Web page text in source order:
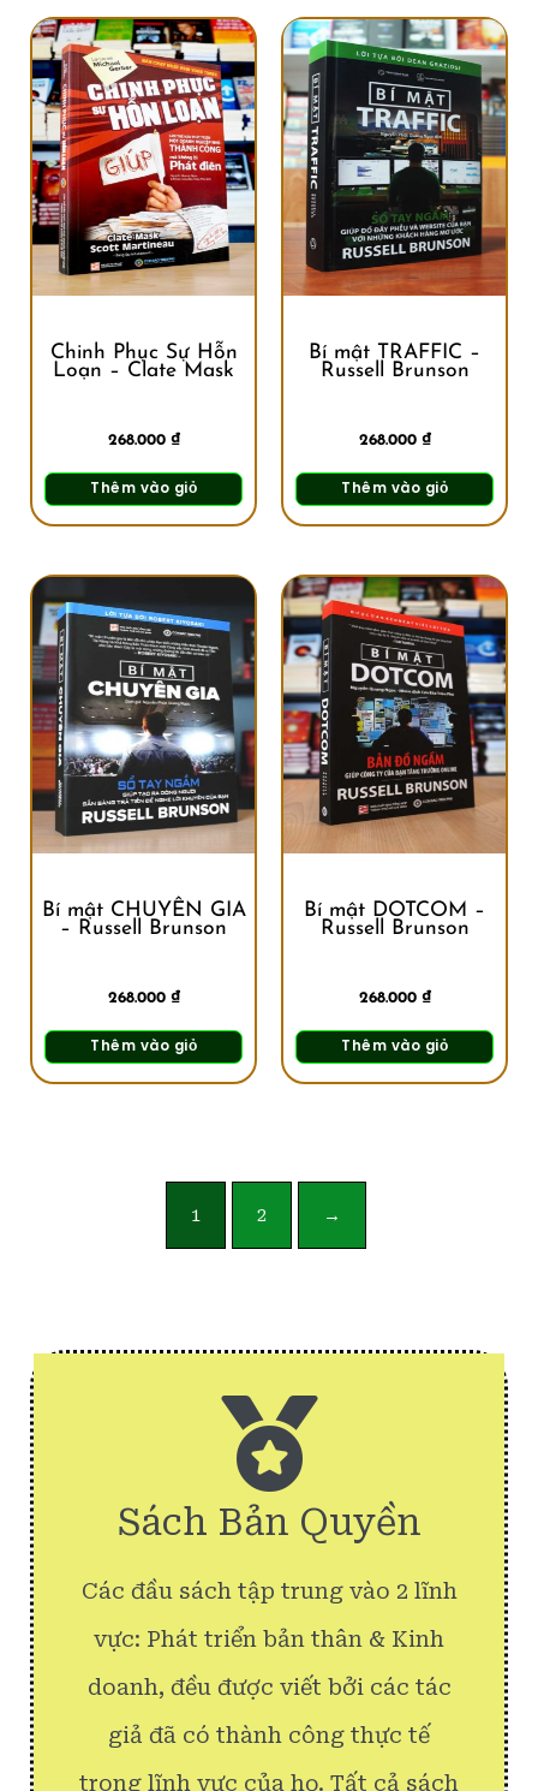
Chinh Phục Sự Hỗn
Loạn – Clate Mask
268.000 ₫
Thêm vào giỏ
Bí mật TRAFFIC –
Russell Brunson
268.000 ₫
Thêm vào giỏ
Bí mật CHUYÊN GIA
– Russell Brunson
268.000 ₫
Thêm vào giỏ
Bí mật DOTCOM –
Russell Brunson
268.000 ₫
Thêm vào giỏ
1 2 →
Sách Bản Quyền
Các đầu sách tập trung vào 2 lĩnh
vực: Phát triển bản thân & Kinh
doanh, đều được viết bởi các tác
giả đã có thành công thực tế
trong lĩnh vực của họ. Tất cả sách